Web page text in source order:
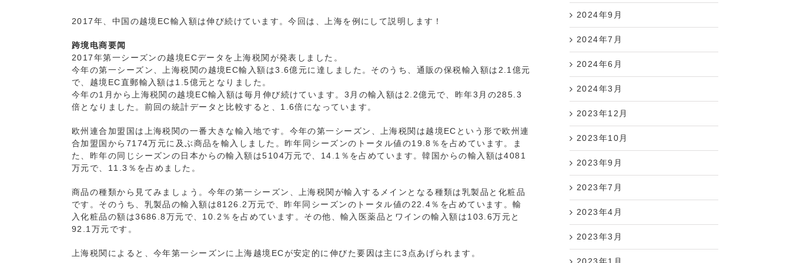
2017年、中国の越境EC輸入額は伸び続けています。今回は、上海を例にして説明します！
跨境电商要闻
2017年第一シーズンの越境ECデータを上海税関が発表しました。
今年の第一シーズン、上海税関の越境EC輸入額は3.6億元に達しました。そのうち、通販の保税輸入額は2.1億元
で、越境EC直郵輸入額は1.5億元となりました。
今年の1月から上海税関の越境EC輸入額は毎月伸び続けています。3月の輸入額は2.2億元で、昨年3月の285.3
倍となりました。前回の統計データと比較すると、1.6倍になっています。
欧州連合加盟国は上海税関の一番大きな輸入地です。今年の第一シーズン、上海税関は越境ECという形で欧州連
合加盟国から7174万元に及ぶ商品を輸入しました。昨年同シーズンのトータル値の19.8％を占めています。ま
た、昨年の同じシーズンの日本からの輸入額は5104万元で、14.1％を占めています。韓国からの輸入額は4081
万元で、11.3％を占めました。
商品の種類から見てみましょう。今年の第一シーズン、上海税関が輸入するメインとなる種類は乳製品と化粧品
です。そのうち、乳製品の輸入額は8126.2万元で、昨年同シーズンのトータル値の22.4％を占めています。輸
入化粧品の額は3686.8万元で、10.2％を占めています。その他、輸入医薬品とワインの輸入額は103.6万元と
92.1万元です。
上海税関によると、今年第一シーズンに上海越境ECが安定的に伸びた要因は主に3点あげられます。
2024年9月
2024年7月
2024年6月
2024年3月
2023年12月
2023年10月
2023年9月
2023年7月
2023年4月
2023年3月